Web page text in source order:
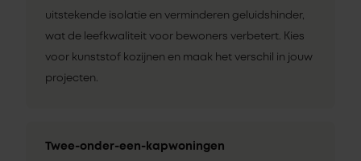
uitstekende isolatie en verminderen geluidshinder,
wat de leefkwaliteit voor bewoners verbetert. Kies
voor kunststof kozijnen en maak het verschil in jouw
projecten.
Twee-onder-een-kapwoningen